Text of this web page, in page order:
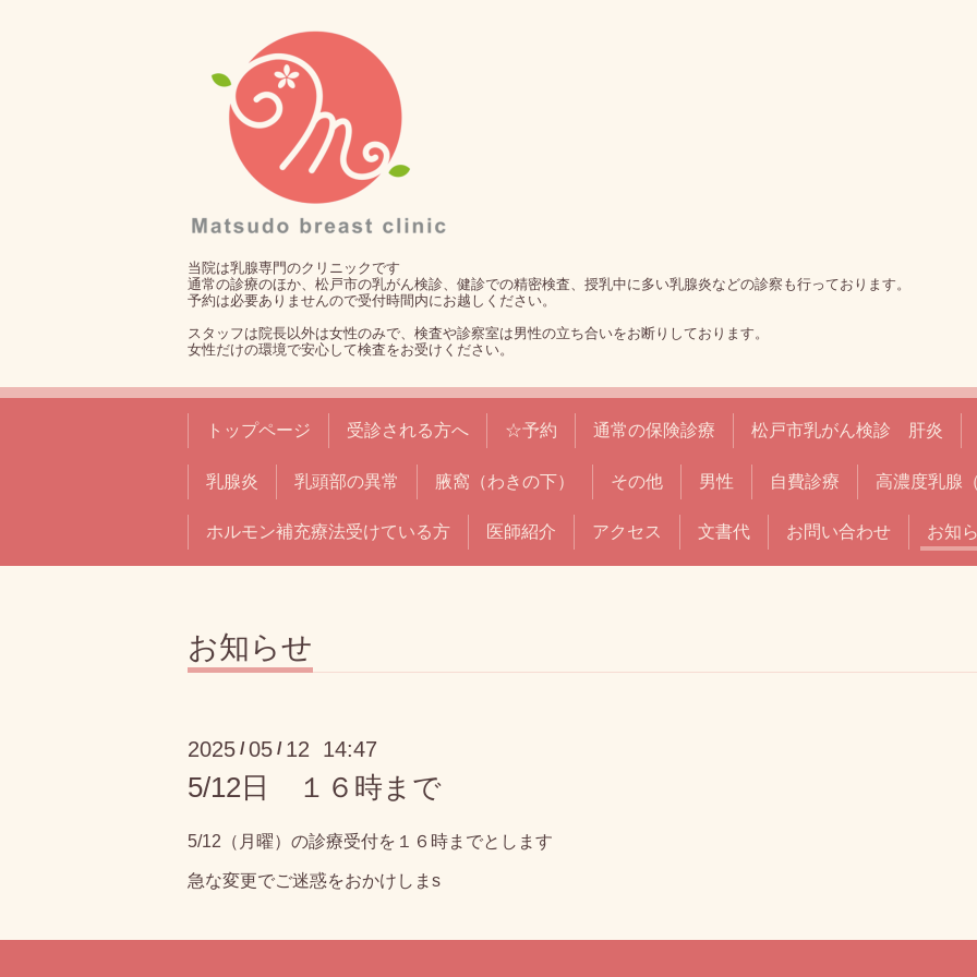
当院は乳腺専門のクリニックです
通常の診療のほか、松戸市の乳がん検診、健診での精密検査、授乳中に多い乳腺炎などの診察も行っております。
予約は必要ありませんので受付時間内にお越しください。
スタッフは院長以外は女性のみで、検査や診察室は男性の立ち合いをお断りしております。
女性だけの環境で安心して検査をお受けください。
トップページ 受診される方へ ☆予約 通常の保険診療 松戸市乳がん検診 肝炎
乳腺炎 乳頭部の異常 腋窩（わきの下） その他 男性 自費診療 高濃度乳腺
ホルモン補充療法受けている方 医師紹介 アクセス 文書代 お問い合わせ お知
お知らせ
2025 /05 / 12 14:47
5/12日 １６時まで
5/12（月曜）の診療受付を１６時までとします
急な変更でご迷惑をおかけしまs